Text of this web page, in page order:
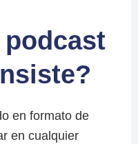
podcast
en formato de
en cualquier